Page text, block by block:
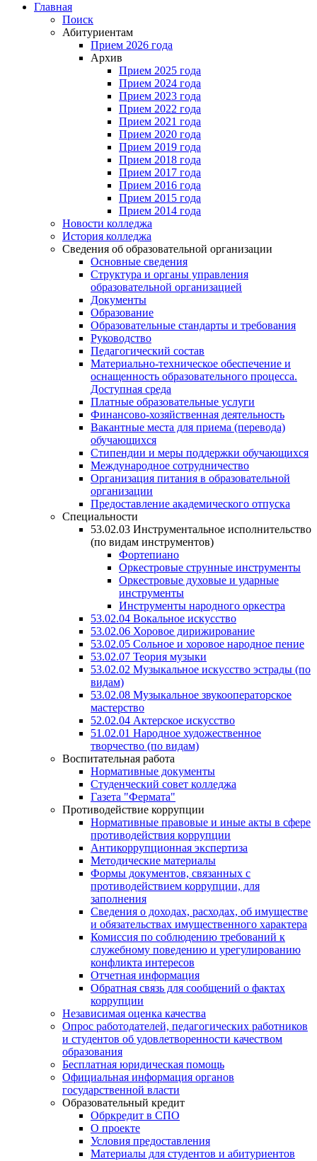
Главная
Поиск
Абитуриентам
Прием 2026 года
Архив
Прием 2025 года
Прием 2024 года
Прием 2023 года
Прием 2022 года
Прием 2021 года
Прием 2020 года
Прием 2019 года
Прием 2018 года
Прием 2017 года
Прием 2016 года
Прием 2015 года
Прием 2014 года
Новости колледжа
История колледжа
Сведения об образовательной организации
Основные сведения
Структура и органы управления
образовательной организацией
Документы
Образование
Образовательные стандарты и требования
Руководство
Педагогический состав
Материально-техническое обеспечение и
оснащенность образовательного процесса.
Доступная среда
Платные образовательные услуги
Финансово-хозяйственная деятельность
Вакантные места для приема (перевода)
обучающихся
Стипендии и меры поддержки обучающихся
Международное сотрудничество
Организация питания в образовательной
организации
Предоставление академического отпуска
Специальности
53.02.03 Инструментальное исполнительство
(по видам инструментов)
Фортепиано
Оркестровые струнные инструменты
Оркестровые духовые и ударные
инструменты
Инструменты народного оркестра
53.02.04 Вокальное искусство
53.02.06 Хоровое дирижирование
53.02.05 Сольное и хоровое народное пение
53.02.07 Теория музыки
53.02.02 Музыкальное искусство эстрады (по
видам)
53.02.08 Музыкальное звукооператорское
мастерство
52.02.04 Актерское искусство
51.02.01 Народное художественное
творчество (по видам)
Воспитательная работа
Нормативные документы
Студенческий совет колледжа
Газета "Фермата"
Противодействие коррупции
Нормативные правовые и иные акты в сфере
противодействия коррупции
Антикоррупционная экспертиза
Методические материалы
Формы документов, связанных с
противодействием коррупции, для
заполнения
Сведения о доходах, расходах, об имуществе
и обязательствах имущественного характера
Комиссия по соблюдению требований к
служебному поведению и урегулированию
конфликта интересов
Отчетная информация
Обратная связь для сообщений о фактах
коррупции
Независимая оценка качества
Опрос работодателей, педагогических работников
и студентов об удовлетворенности качеством
образования
Бесплатная юридическая помощь
Официальная информация органов
государственной власти
Образовательный кредит
Обркредит в СПО
О проекте
Условия предоставления
Материалы для студентов и абитуриентов